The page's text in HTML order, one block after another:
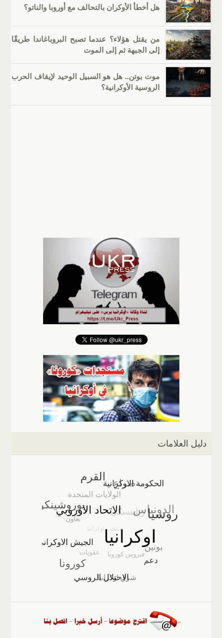
هل أخطأ الأوكران بالتحالف مع أوروبا والناتو؟
من يقتل هؤلاء؟ عندما تصبح البروباغاندا طريقًا
إلى الجبهة ثم إلى الموت
موت بوتن.. هل هو السبيل الوحيد لإيقاف الحرب
الروسية الأوكرانية؟
دليل العلامات